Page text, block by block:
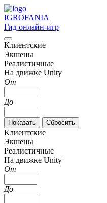
IGROFANIA
Гид онлайн-игр
Клиентские
Экшены
Реалистичные
На движке Unity
От
До
Клиентские
Экшены
Реалистичные
На движке Unity
От
До